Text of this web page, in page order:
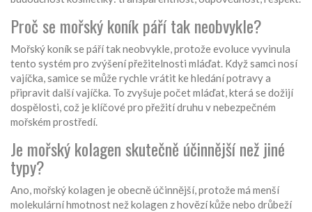
Proč se mořský koník páří tak neobvykle?
Mořský koník se páří tak neobvykle, protože evoluce vyvinula
tento systém pro zvýšení přežitelnosti mláďat. Když samci nosí
vajíčka, samice se může rychle vrátit ke hledání potravy a
připravit další vajíčka. To zvyšuje počet mláďat, která se dožijí
dospělosti, což je klíčové pro přežití druhu v nebezpečném
mořském prostředí.
Je mořský kolagen skutečně účinnější než jiné
typy?
Ano, mořský kolagen je obecně účinnější, protože má menší
molekulární hmotnost než kolagen z hovězí kůže nebo drůbeží